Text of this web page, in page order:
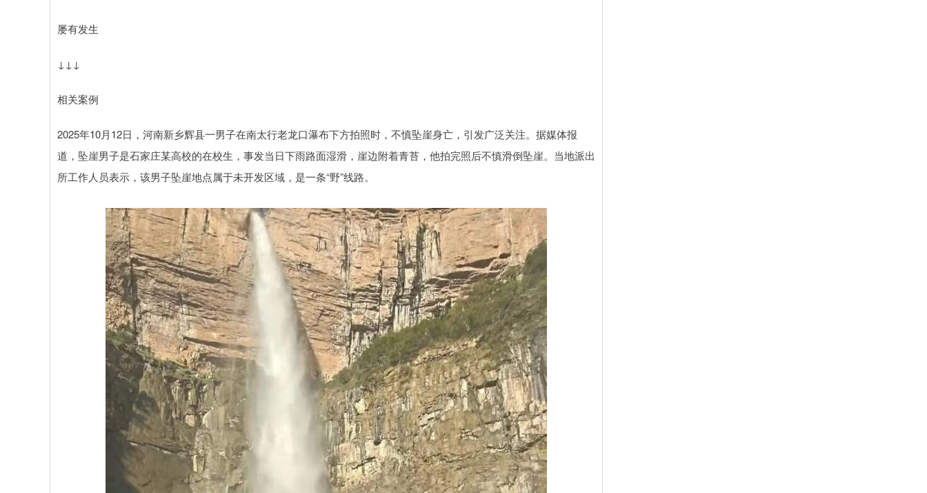
屡有发生
↓↓↓
相关案例
2025年10月12日，河南新乡辉县一男子在南太行老龙口瀑布下方拍照时，不慎坠崖身亡，引发广泛关注。据媒体报
道，坠崖男子是石家庄某高校的在校生，事发当日下雨路面湿滑，崖边附着青苔，他拍完照后不慎滑倒坠崖。当地派出
所工作人员表示，该男子坠崖地点属于未开发区域，是一条“野”线路。